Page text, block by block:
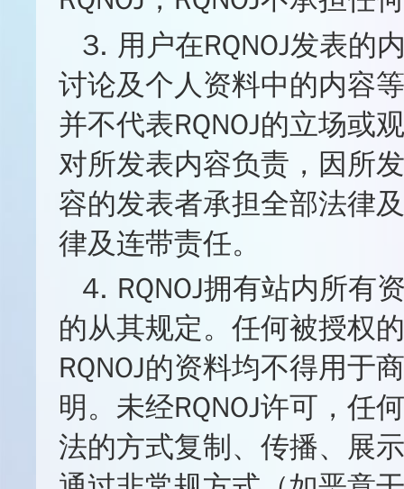
3. 用户在RQNOJ发表的
讨论及个人资料中的内容
并不代表RQNOJ的立场或
对所发表内容负责，因所
容的发表者承担全部法律
律及连带责任。
4. RQNOJ拥有站内所有
的从其规定。任何被授权
RQNOJ的资料均不得用于
明。未经RQNOJ许可，任
法的方式复制、传播、展